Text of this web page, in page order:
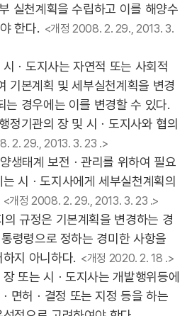
실천계획을 수립하고 이를 해양수
한다. <개정 2008. 2. 29., 2013. 3.
ㆍ도지사는 자연적 또는 사회적
기본계획 및 세부실천계획을 변경
는 경우에는 이를 변경할 수 있다.
정기관의 장 및 시ㆍ도지사와 협의
2. 29., 2013. 3. 23 .>
생태계 보전ㆍ관리를 위하여 필요
시ㆍ도지사에게 세부실천계획의
<개정 2008. 2. 29., 2013. 3. 23 .>
규정은 기본계획을 변경하는 경
령령으로 정하는 경미한 사항을
지 아니하다. <개정 2020. 2. 18 .>
또는 시ㆍ도지사는 개발행위등에
면허ㆍ결정 또는 지정 등을 하는